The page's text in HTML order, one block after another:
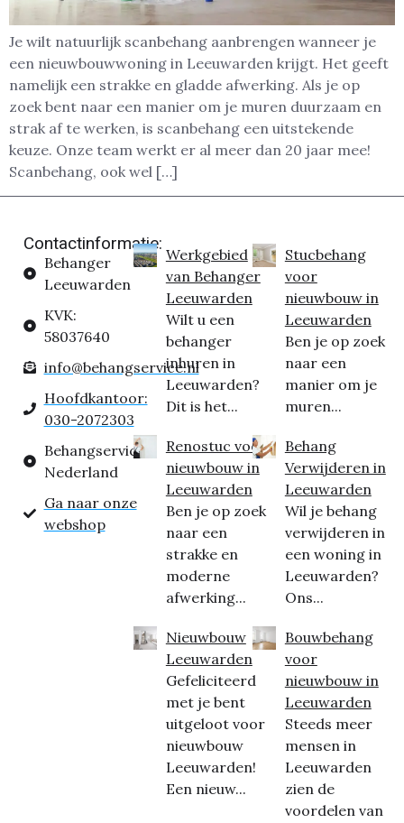
Je wilt natuurlijk scanbehang aanbrengen wanneer je
een nieuwbouwwoning in Leeuwarden krijgt. Het geeft
namelijk een strakke en gladde afwerking. Als je op
zoek bent naar een manier om je muren duurzaam en
strak af te werken, is scanbehang een uitstekende
keuze. Onze team werkt er al meer dan 20 jaar mee!
Scanbehang, ook wel […]
Contactinformatie:
Behanger
Leeuwarden
KVK:
58037640
info@behangservice.nl
Hoofdkantoor:
030-2072303
Behangservice
Nederland
Ga naar onze
webshop
Werkgebied
van Behanger
Leeuwarden
Wilt u een
behanger
inhuren in
Leeuwarden?
Dit is het...
Renostuc voor
nieuwbouw in
Leeuwarden
Ben je op zoek
naar een
strakke en
moderne
afwerking...
Nieuwbouw
Leeuwarden
Gefeliciteerd
met je bent
uitgeloot voor
nieuwbouw
Leeuwarden!
Een nieuw...
Stucbehang
voor
nieuwbouw in
Leeuwarden
Ben je op zoek
naar een
manier om je
muren...
Behang
Verwijderen in
Leeuwarden
Wil je behang
verwijderen in
een woning in
Leeuwarden?
Ons...
Bouwbehang
voor
nieuwbouw in
Leeuwarden
Steeds meer
mensen in
Leeuwarden
zien de
voordelen van